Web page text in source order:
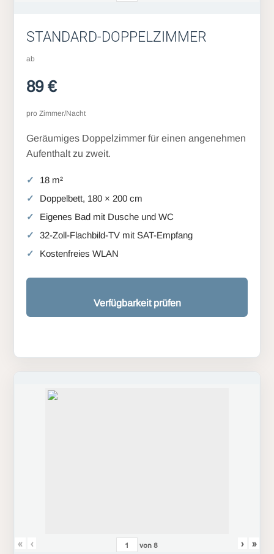
STANDARD-DOPPELZIMMER
ab
89 €
pro Zimmer/Nacht
Geräumiges Doppelzimmer für einen angenehmen
Aufenthalt zu zweit.
18 m²
Doppelbett, 180 × 200 cm
Eigenes Bad mit Dusche und WC
32-Zoll-Flachbild-TV mit SAT-Empfang
Kostenfreies WLAN
Verfügbarkeit prüfen
« ‹ von8 › »